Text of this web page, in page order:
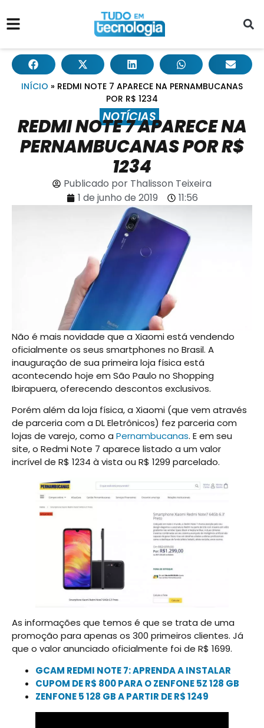
INÍCIO » REDMI NOTE 7 APARECE NA PERNAMBUCANAS
POR R$ 1234
NOTÍCIAS
REDMI NOTE 7 APARECE NA
PERNAMBUCANAS POR R$
1234
Publicado por Thalisson Teixeira
1 de junho de 2019
11:56
Não é mais novidade que a Xiaomi está vendendo
oficialmente os seus smartphones no Brasil. A
inauguração de sua primeira loja física está
acontecendo hoje em São Paulo no Shopping
Ibirapuera, oferecendo descontos exclusivos.
Porém além da loja física, a Xiaomi (que vem através
de parceria com a DL Eletrônicos) fez parceria com
lojas de varejo, como a Pernambucanas. E em seu
site, o Redmi Note 7 aparece listado a um valor
incrível de R$ 1234 à vista ou R$ 1299 parcelado.
As informações que temos é que se trata de uma
promoção para apenas os 300 primeiros clientes. Já
que o valor anunciado oficialmente foi de R$ 1699.
GCAM REDMI NOTE 7: APRENDA A INSTALAR
CUPOM DE R$ 800 PARA O ZENFONE 5Z 128 GB
ZENFONE 5 128 GB A PARTIR DE R$ 1249